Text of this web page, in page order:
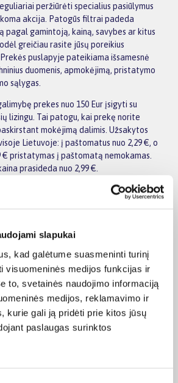
slapukai
kad galėtume suasmeninti turinį
visuomeninės medijos funkcijas ir
to, svetainės naudojimo informaciją
medijos, reklamavimo ir
kurie gali ją pridėti prie kitos jūsų
paslaugas surinktos
peržiūrėti specialius pasiūlymus
akcija. Patogūs filtrai padeda
pagal gamintoją, kainą, savybes ar kitus
greičiau rasite jūsų poreikius
puslapyje pateikiama išsamesnė
duomenis, apmokėjimą, pristatymo
sąlygas.
prekes nuo 150 Eur įsigyti su
lizingu. Tai patogu, kai prekę norite
mokėjimą dalimis. Užsakytos
Lietuvoje: į paštomatus nuo 2,29 €, o
€ pristatymas į paštomatą nemokamas.
prasideda nuo 2,99 €.
įprastai pristatomos per 1–2 darbo
prekės pristatymo terminas
galite gauti paštomatu, per kurjerį
pažymėta, atsiimti BIGBOX.LT biure
apie prekes